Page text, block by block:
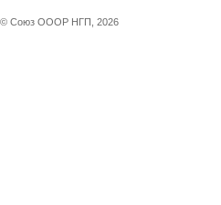
© Союз ОООР НГП, 2026